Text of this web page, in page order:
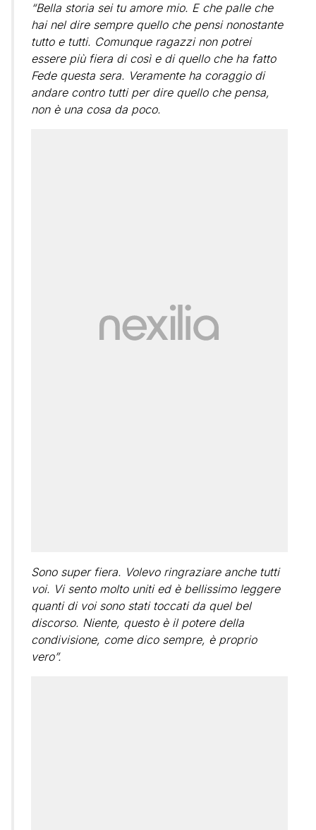
“Bella storia sei tu amore mio. E che palle che
hai nel dire sempre quello che pensi nonostante
tutto e tutti. Comunque ragazzi non potrei
essere più fiera di così e di quello che ha fatto
Fede questa sera. Veramente ha coraggio di
andare contro tutti per dire quello che pensa,
non è una cosa da poco.
Sono super fiera. Volevo ringraziare anche tutti
voi. Vi sento molto uniti ed è bellissimo leggere
quanti di voi sono stati toccati da quel bel
discorso. Niente, questo è il potere della
condivisione, come dico sempre, è proprio
vero”.